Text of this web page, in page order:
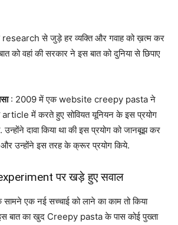
research से जुड़े हर व्यक्ति और गवाह को ख़त्म कर
को वहां की सरकार ने इस बात को दुनिया से छिपाए
: 2009 में एक website creepy pasta ने
में करते हुए सोवियत यूनियन के इस प्रयोग
उन्होंने दावा किया था की इस प्रयोग को जानबूझ कर
और उन्होंने इस तरह के क्रूर प्रयोग किये.
पर खड़े हुए सवाल
एक नई सच्चाई को लाने का काम तो किया
बात का खुद Creepy pasta के पास कोई पुख्ता